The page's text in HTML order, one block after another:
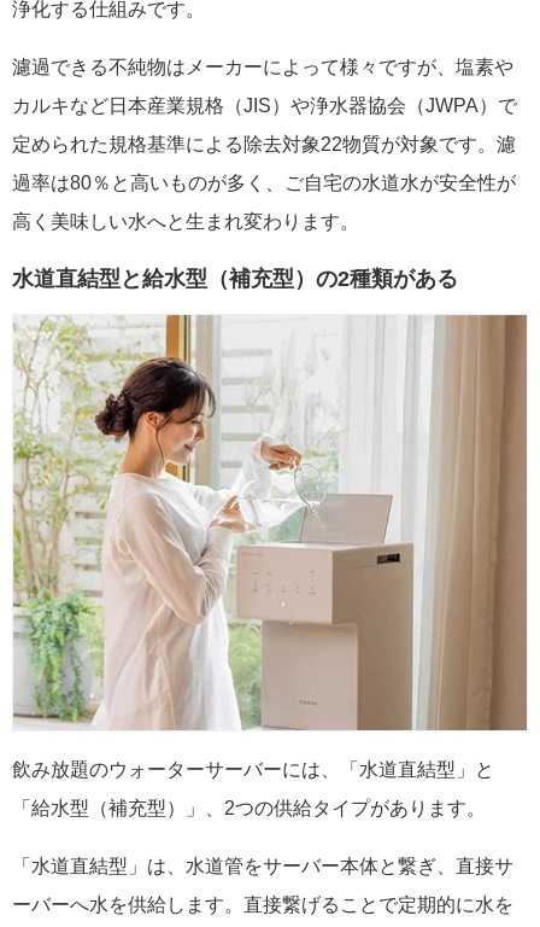
浄化する仕組みです。
濾過できる不純物はメーカーによって様々ですが、塩素や
カルキなど日本産業規格（JIS）や浄水器協会（JWPA）で
定められた規格基準による除去対象22物質が対象です。濾
過率は80％と高いものが多く、ご自宅の水道水が安全性が
高く美味しい水へと生まれ変わります。
水道直結型と給水型（補充型）の2種類がある
飲み放題のウォーターサーバーには、「水道直結型」と
「給水型（補充型）」、2つの供給タイプがあります。
「水道直結型」は、水道管をサーバー本体と繋ぎ、直接サ
ーバーへ水を供給します。直接繋げることで定期的に水を